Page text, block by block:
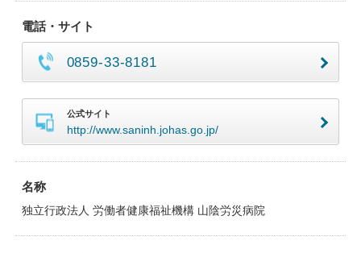
電話・サイト
0859-33-8181
公式サイト
http://www.saninh.johas.go.jp/
名称
独立行政法人 労働者健康福祉機構 山陰労災病院